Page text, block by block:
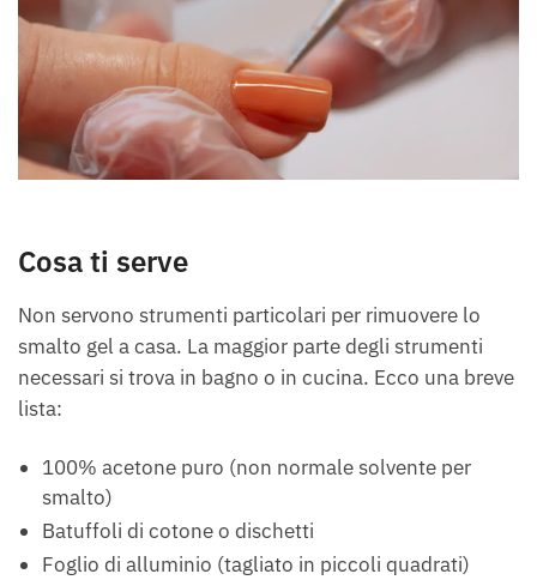
Cosa ti serve
Non servono strumenti particolari per rimuovere lo
smalto gel a casa. La maggior parte degli strumenti
necessari si trova in bagno o in cucina. Ecco una breve
lista:
100% acetone puro (non normale solvente per
smalto)
Batuffoli di cotone o dischetti
Foglio di alluminio (tagliato in piccoli quadrati)